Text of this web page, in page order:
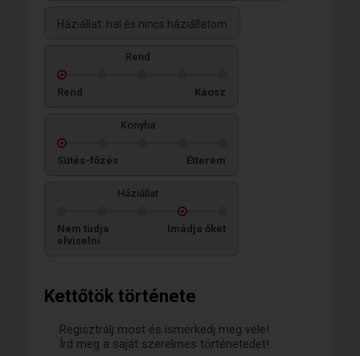
Kettőtök története
Regisztrálj most és ismerkedj meg vele!
Írd meg a saját szerelmes történetedet!
Háziállat: hal és nincs háziállatom
Rend
Rend Káosz
Konyha
Sütés-főzés Étterem
Háziállat
Nem tudja
elviselni
Imádja őket